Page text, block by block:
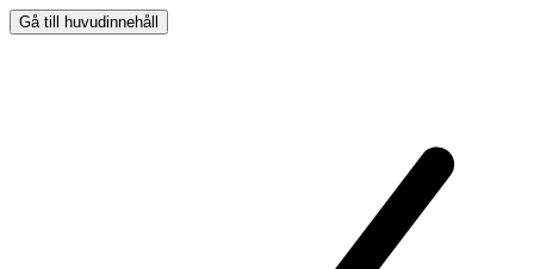
Gå till huvudinnehåll